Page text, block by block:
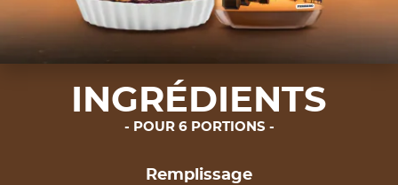
INGRÉDIENTS
POUR 6 PORTIONS
Remplissage